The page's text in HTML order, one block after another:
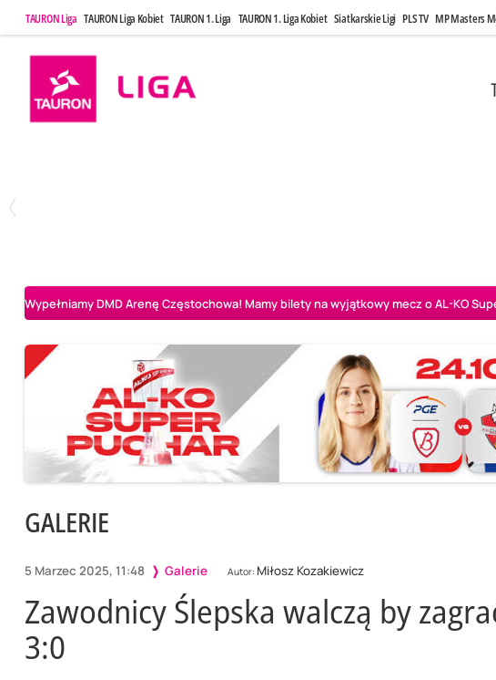
TAURON Liga TAURON Liga Kobiet TAURON 1. Liga TAURON 1. Liga Kobiet Siatkarskie Ligi PLS TV MP Masters
Wypełniamy DMD Arenę Częstochowa! Mamy bilety na wyjątkowy mecz o AL-KO
GALERIE
5 Marzec 2025, 11:48 Galerie Autor: Miłosz Kozakiewicz
Zawodnicy Ślepska walczą by
3:0